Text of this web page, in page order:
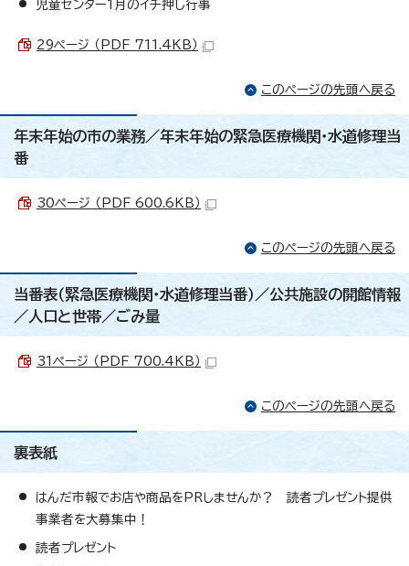
児童センター1月のイチ押し行事
29ページ （PDF 711.4KB）
このページの先頭へ戻る
年末年始の市の業務／年末年始の緊急医療機関・水道修理当
番
30ページ （PDF 600.6KB）
このページの先頭へ戻る
当番表（緊急医療機関・水道修理当番）／公共施設の開館情報
／人口と世帯／ごみ量
31ページ （PDF 700.4KB）
このページの先頭へ戻る
裏表紙
はんだ市報でお店や商品をPRしませんか？ 読者プレゼント提供
事業者を大募集中！
読者プレゼント